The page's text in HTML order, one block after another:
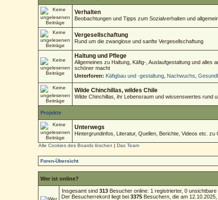
Verhalten
Beobachtungen und Tipps zum Sozialverhalten und
Vergesellschaftung
Rund um die zwanglose und sanfte Vergesellschaftung
Haltung und Pflege
Allgemeines zu Haltung, Käfig-, Auslaufgestaltung und alles
schöner macht
Unterforen: Käfigbau und -gestaltung Nachwuchs ,
Wilde Chinchillas, wildes Chile
Wilde Chinchillas, ihr Lebensraum und wissenswertes rund
Projekte
Unterwegs
Hintergrundinfos, Literatur, Quellen, Berichte, Videos etc. zu
Alle Cookies des Boards löschen |Das Team
Foren-Übersicht
Wer ist online?
Insgesamt sind313 Besucher online: 1 registrierter, 0
Der Besucherrekord liegt bei3375 Besuchern, die am